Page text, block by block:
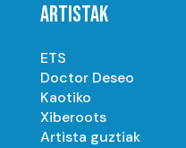
ARTISTAK
ETS
Doctor Deseo
Kaotiko
Xiberoots
Artista guztiak